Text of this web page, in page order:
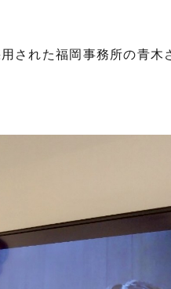
された福岡事務所の青木